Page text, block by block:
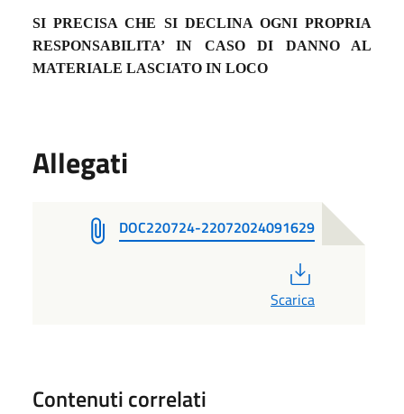
SI PRECISA CHE SI DECLINA OGNI PROPRIA
RESPONSABILITA’ IN CASO DI DANNO AL
MATERIALE LASCIATO IN LOCO
Allegati
DOC220724-22072024091629
Scarica
Contenuti correlati